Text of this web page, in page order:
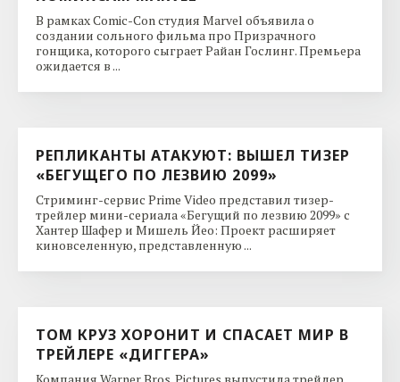
В рамках Comic-Con студия Marvel объявила о
создании сольного фильма про Призрачного
гонщика, которого сыграет Райан Гослинг. Премьера
ожидается в ...
РЕПЛИКАНТЫ АТАКУЮТ: ВЫШЕЛ ТИЗЕР
«БЕГУЩЕГО ПО ЛЕЗВИЮ 2099»
Стриминг-сервис Prime Video представил тизер-
трейлер мини-сериала «Бегущий по лезвию 2099» с
Хантер Шафер и Мишель Йео: Проект расширяет
киновселенную, представленную ...
ТОМ КРУЗ ХОРОНИТ И СПАСАЕТ МИР В
ТРЕЙЛЕРЕ «ДИГГЕРА»